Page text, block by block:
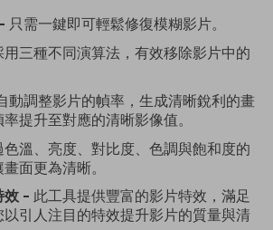
只需一鍵即可輕鬆修復模糊影片。
用三種不同演算法，有效移除影片中的
動調整影片的幀率，生成清晰銳利的畫
提升至對應的清晰影像值。
色溫、亮度、對比度、色調與飽和度的
面更為清晰。
效 - 此工具提供豐富的影片特效，滿足
引人注目的特效提升影片的質量與清